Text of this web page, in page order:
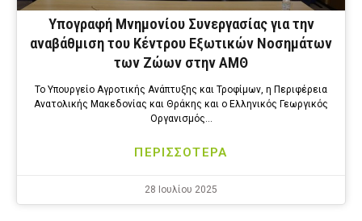
Υπογραφή Μνημονίου Συνεργασίας για την
αναβάθμιση του Κέντρου Εξωτικών Νοσημάτων
των Ζώων στην ΑΜΘ
Το Υπουργείο Αγροτικής Ανάπτυξης και Τροφίμων, η Περιφέρεια
Ανατολικής Μακεδονίας και Θράκης και ο Ελληνικός Γεωργικός
Οργανισμός…
ΠΕΡΙΣΣΟΤΕΡΑ
28 Ιουλίου 2025